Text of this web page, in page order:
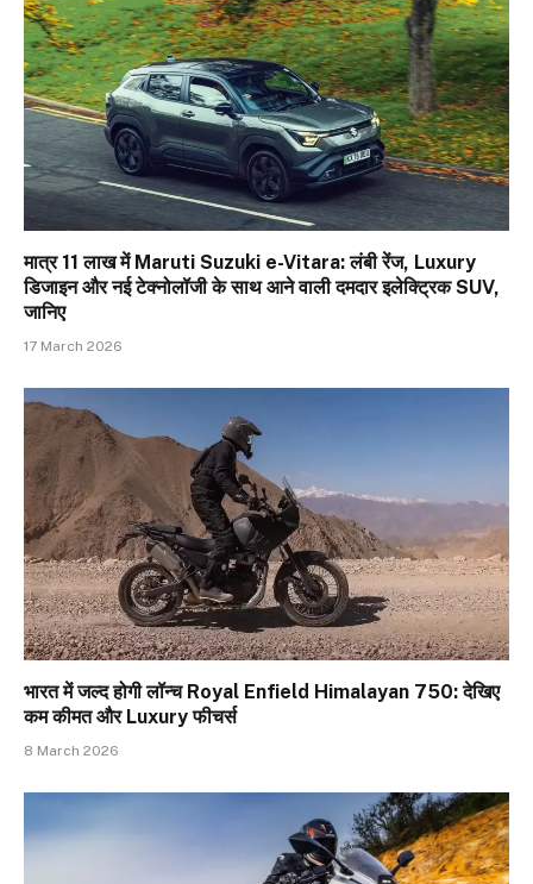
मात्र ₹11 लाख में Maruti Suzuki e-Vitara: लंबी रेंज, Luxury
डिजाइन और नई टेक्नोलॉजी के साथ आने वाली दमदार इलेक्ट्रिक SUV,
जानिए
17 March 2026
भारत में जल्द होगी लॉन्च Royal Enfield Himalayan 750: देखिए
कम कीमत और Luxury फीचर्स
8 March 2026